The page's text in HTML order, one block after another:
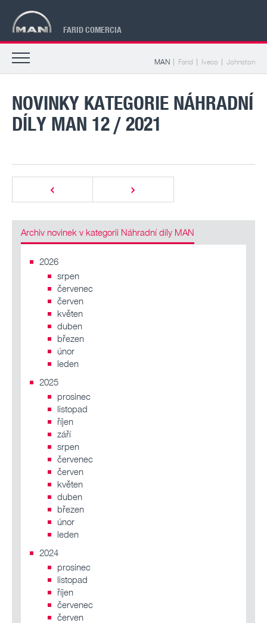
FARID COMERCIA
MAN Farid Iveco Johnston
NOVINKY KATEGORIE NÁHRADNÍ
DÍLY MAN 12 / 2021
Archiv novinek v kategorii Náhradní díly MAN
2026
srpen
červenec
červen
květen
duben
březen
únor
leden
2025
prosinec
listopad
říjen
září
srpen
červenec
červen
květen
duben
březen
únor
leden
2024
prosinec
listopad
říjen
červenec
červen